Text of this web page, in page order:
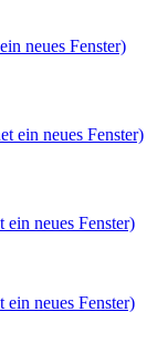
neues Fenster)
ein neues Fenster)
neues Fenster)
neues Fenster)